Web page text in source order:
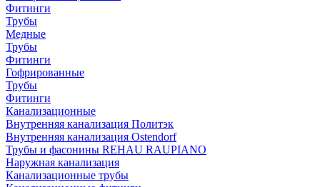
Фитинги
Трубы
Медные
Трубы
Фитинги
Гофрированные
Трубы
Фитинги
Канализационные
Внутренняя канализация Политэк
Внутренняя канализация Ostendorf
Трубы и фасонины REHAU RAUPIANO
Наружная канализация
Канализационные трубы